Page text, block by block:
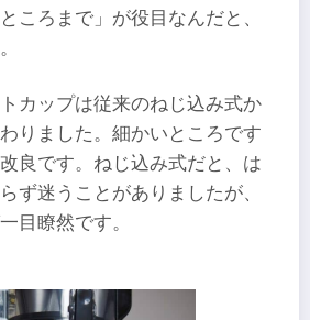
ころまで」が役目なんだと、
カップは従来のねじ込み式か
りました。細かいところです
良です。ねじ込み式だと、は
ず迷うことがありましたが、
目瞭然です。